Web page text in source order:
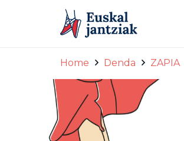
Home Denda ZAPIA